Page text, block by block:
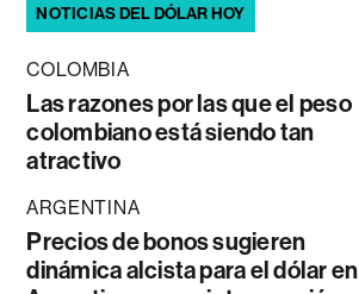
NOTICIAS DEL DÓLAR HOY
COLOMBIA
Las razones por las que el peso
colombiano está siendo tan
atractivo
ARGENTINA
Precios de bonos sugieren
dinámica alcista para el dólar en